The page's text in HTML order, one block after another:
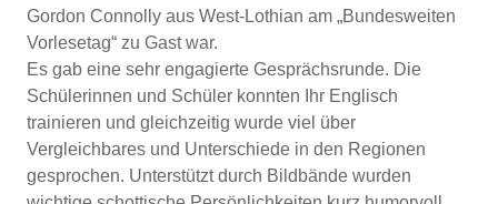
Gordon Connolly aus West-Lothian am „Bundesweiten
Vorlesetag“ zu Gast war.
Es gab eine sehr engagierte Gesprächsrunde. Die
Schülerinnen und Schüler konnten Ihr Englisch
trainieren und gleichzeitig wurde viel über
Vergleichbares und Unterschiede in den Regionen
gesprochen. Unterstützt durch Bildbände wurden